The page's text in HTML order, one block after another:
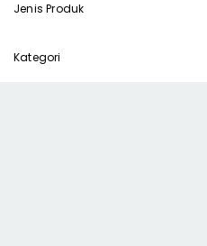
Jenis Produk
Kategori